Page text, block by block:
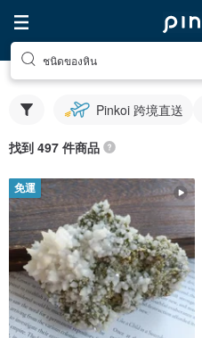
ชนิดของหิน
Pinkoi 跨境直送
找到 497 件商品
免運